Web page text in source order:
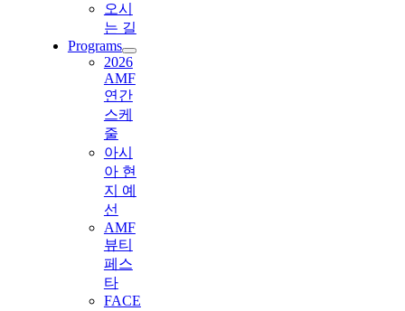
오시
는 길
Programs
2026
AMF
연간
스케
줄
아시
아 현
지 예
선
AMF
뷰티
페스
타
FACE